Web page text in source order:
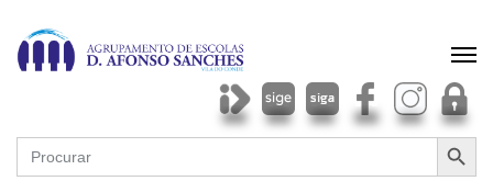
Search
for:
SEARCH